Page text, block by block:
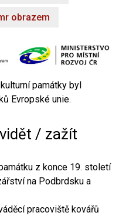
obrazem
památky byl
Evropské unie.
/ zažít
z konce 19. století
na Podbrdsku a
pracoviště kovářů